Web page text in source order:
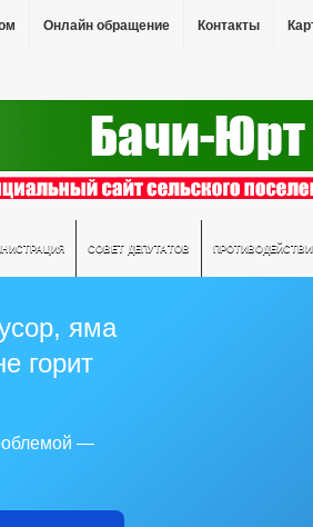
Онлайн обращение Контакты
СОВЕТ ДЕПУТАТОВ
яма
горит
—